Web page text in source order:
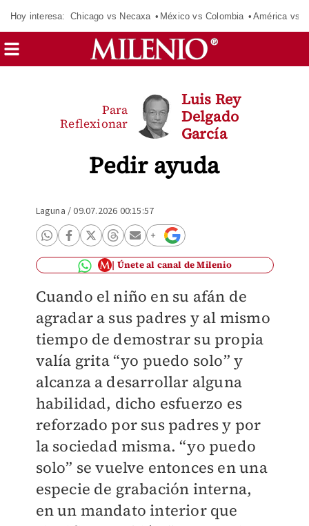
Hoy interesa: Chicago vs Necaxa México vs Colombia América vs
Pedir ayuda
Para
Reflexionar
Luis Rey
Delgado
García
Laguna /09.07.2026 00:15:57
Únete al canal de Milenio
Cuando el niño en su afán de
agradar a sus padres y al mismo
tiempo de demostrar su propia
valía grita “yo puedo solo” y
alcanza a desarrollar alguna
habilidad, dicho esfuerzo es
reforzado por sus padres y por
la sociedad misma. “yo puedo
solo” se vuelve entonces en una
especie de grabación interna,
en un mandato interior que